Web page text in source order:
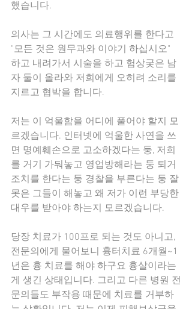
했습니다.
의사는 그 시간에도 의료행위를 한다고
"모든 것은 원무과와 이야기 하십시오"
하고 내려가서 시술을 하고 험상궂은 남
자 둘이 올라와 저희에게 오히려 소리를
지르고 협박을 합니다.
저는 이 억울함을 어디에 풀어야 할지 모
르겠습니다. 인터넷에 억울한 사연을 쓰
면 명예훼손으로 고소하겠다는 둥, 저희
를 거기 가둬놓고 영업방해라는 둥 퇴거
조치를 한다는 둥 경찰을 부른다는 둥 잘
못은 그들이 해놓고 왜 저가 이런 부당한
대우를 받아야 하는지 모르겠습니다.
당장 치료가 100프로 되는 것도 아니고,
전문의에게 물어보니 흉터치료 6개월~1
년은 흉 치료를 해야 하구요 흉살이라는
게 생긴 상태입니다. 그리고 다른 병원 전
문의들도 부작용 때문에 치료를 거부하